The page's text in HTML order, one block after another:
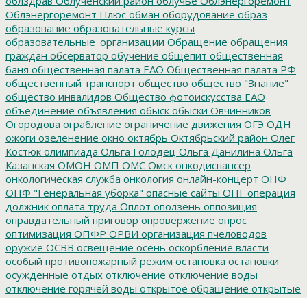
Облэнергоремонт Плюс обман оборудование образ
образование образовательные курсы
образовательные_организации Обращение обращения
граждан обсерватор обучение общепит общественная
баня общественная палата ЕАО Общественная палата РФ
общественный транспорт общество общество "Знание"
общество инвалидов Общество фотоискусства ЕАО
объединение объявления обыск обыски Овчинников
Огородова ограбление ограничение движения ОГЭ ОДН
ожоги озеленение окно октябрь Октябрьский район Олег
Костюк олимпиада Ольга Голодец Ольга Данилина Ольга
Казанская ОМОН ОМП ОМС Омск онкодиспансер
онкологическая служба онкология онлайн-концерт ОНФ
ОНФ "Генеральная уборка" опасные сайты ОПГ операция
должник оплата труда Оплот оползень оппозиция
оправдательный приговор опровержение опрос
оптимизация ОПФР ОРВИ организация пчеловодов
оружие ОСВВ освещение осень оскорбление власти
особый противопожарный режим остановка остановки
осужденные отдых отключение отключение воды
отключение горячей воды открытое обращение открытые